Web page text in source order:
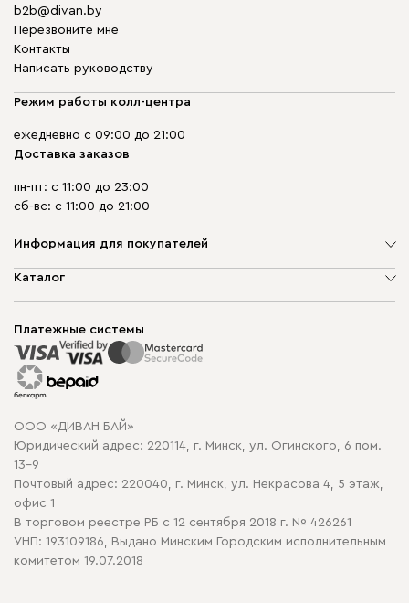
b2b@divan.by
Перезвоните мне
Контакты
Написать руководству
Режим работы колл-центра
ежедневно с 09:00 до 21:00
Доставка заказов
пн-пт: с 11:00 до 23:00
сб-вс: с 11:00 до 21:00
Информация для покупателей
О компании
Способы оплаты
Рассрочка и кредит
Гарантия
Карта сайта
Политика конфиденциальности
Политика в отношении обработки cookie
Каталог
Корпусная мебель
Распродажа мебели
Платежные системы
ООО «ДИВАН БАЙ»
Юридический адрес: 220114, г. Минск, ул. Огинского, 6 пом.
13-9
Почтовый адрес: 220040, г. Минск, ул. Некрасова 4, 5 этаж,
офис 1
В торговом реестре РБ с 12 сентября 2018 г. № 426261
УНП: 193109186, Выдано Минским Городским исполнительным
комитетом 19.07.2018